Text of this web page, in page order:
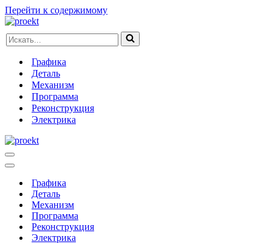
Перейти к содержимому
Искать...
Графика
Деталь
Механизм
Программа
Реконструкция
Электрика
Меню
навигации
Меню
навигацииГрафика
Деталь
Механизм
Программа
Реконструкция
Электрика